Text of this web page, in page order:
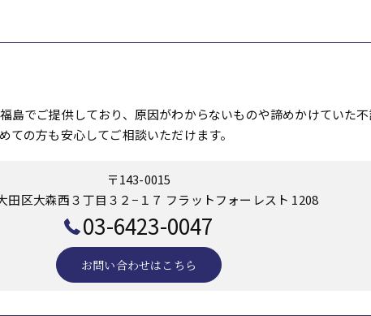
島でご提供しており、原因がわからないものや諦めかけていた
ての方も安心してご相談いただけます。
〒143-0015
田区大森西３丁目３２−１７ フラットフォーレスト 1208
03-6423-0047
お問い合わせはこちら